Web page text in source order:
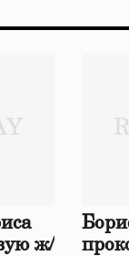
ж/